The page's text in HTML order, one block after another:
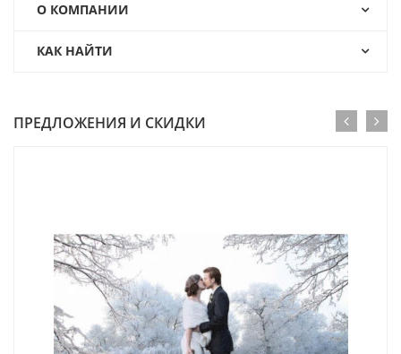
О КОМПАНИИ
КАК НАЙТИ
ПРЕДЛОЖЕНИЯ И СКИДКИ